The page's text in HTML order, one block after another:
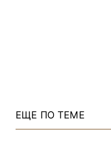
ЕЩЕ ПО ТЕМЕ